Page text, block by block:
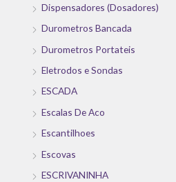
Dispensadores (Dosadores)
Durometros Bancada
Durometros Portateis
Eletrodos e Sondas
ESCADA
Escalas De Aco
Escantilhoes
Escovas
ESCRIVANINHA